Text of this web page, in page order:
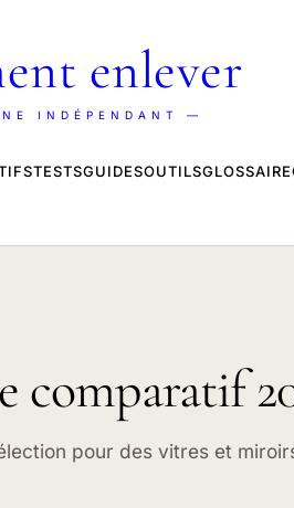
enlever
INDÉPENDANT —
TESTSGUIDESOUTILSGLOSSAIRE
comparatif
pour des vitres et